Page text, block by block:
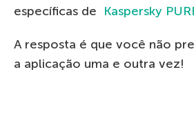
específicas de Kaspersky
A resposta é que você não
a aplicação uma e outra vez!